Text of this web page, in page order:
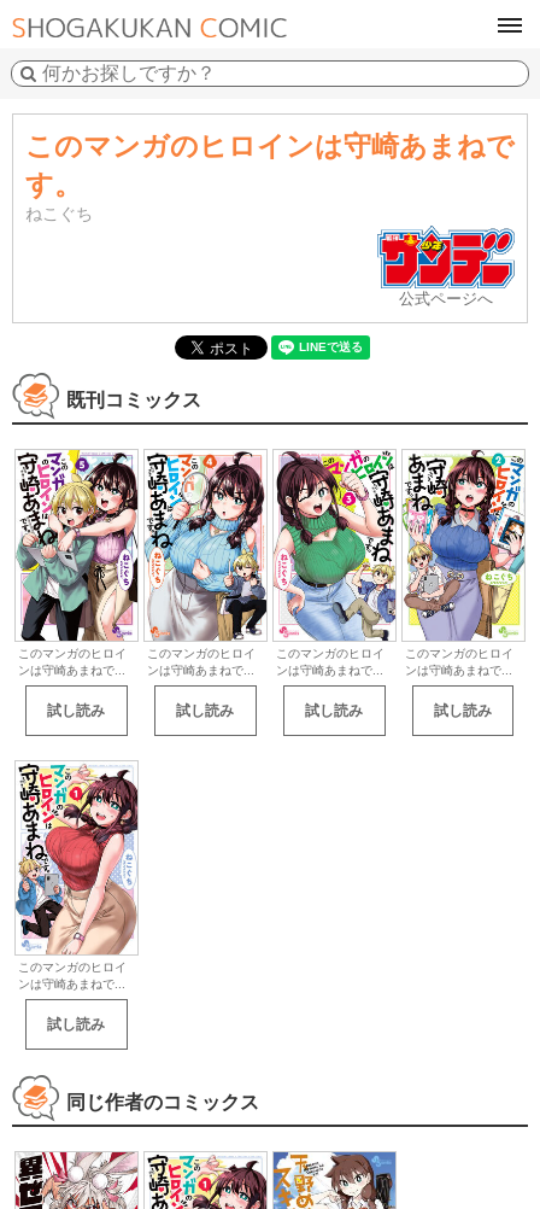
このマンガのヒロインは守崎あまねで
す。
ねこぐち
公式ページへ
既刊コミックス
このマンガのヒロイ
ンは守崎あまねで...
試し読み
このマンガのヒロイ
ンは守崎あまねで...
試し読み
このマンガのヒロイ
ンは守崎あまねで...
試し読み
このマンガのヒロイ
ンは守崎あまねで...
試し読み
このマンガのヒロイ
ンは守崎あまねで...
試し読み
同じ作者のコミックス